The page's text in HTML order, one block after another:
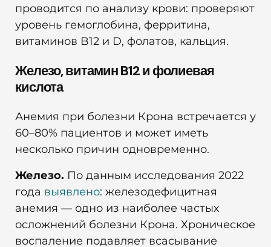
проводится по анализу крови: проверяют
уровень гемоглобина, ферритина,
витаминов B12 и D, фолатов, кальция.
Железо, витамин B12 и фолиевая
кислота
Анемия при болезни Крона встречается у
60–80% пациентов и может иметь
несколько причин одновременно.
Железо. По данным исследования 2022
года выявлено: железодефицитная
анемия — одно из наиболее частых
осложнений болезни Крона. Хроническое
воспаление подавляет всасывание